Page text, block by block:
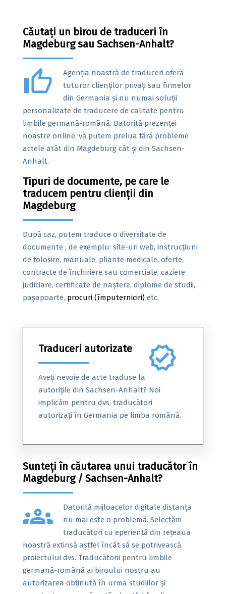
Căutați un birou de traduceri în
Magdeburg sau Sachsen-Anhalt?
thumb_up
Agenția noastră de traduceri oferă
tuturor clienților privați sau firmelor
din Germania și nu numai soluții
personalizate de traducere de calitate pentru
limbile germană-română. Datorită prezenței
noastre online, vă putem prelua fără probleme
actele atât din Magdeburg cât și din Sachsen-
Anhalt.
Tipuri de documente, pe care le
traducem pentru clienții din
Magdeburg
După caz, putem traduce o diversitate de
documente , de exemplu: site-uri web, instrucțiuni
de folosire, manuale, pliante medicale, oferte,
contracte de închiriere sau comerciale, caziere
judiciare, certificate de naștere, diplome de studii,
pașapoarte, procuri (împuterniciri) etc.
verified
Traduceri autorizate
Aveți nevoie de acte traduse la
autorițile din Sachsen-Anhalt? Noi
implicăm pentru dvs. traducători
autorizați în Germania pe limba română.
Sunteți în căutarea unui traducător în
Magdeburg / Sachsen-Anhalt?
groups
Datorită mijloacelor digitale distanța
nu mai este o problemă. Selectăm
traducători cu eperiență din rețeaua
noastră extinsă astfel încât să se potrivească
proiectului dvs. Traducătorii pentru limbile
germană-română ai biroului nostru au
autorizarea obținută în urma studiilor și